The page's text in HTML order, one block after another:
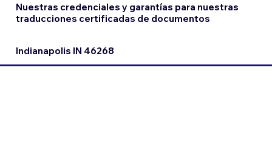
Nuestras credenciales y garantías para nuestras
traducciones certificadas de documentos
Indianapolis IN 46268